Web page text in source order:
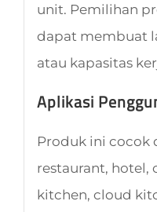
unit. Pemilihan
dapat membuat
atau kapasitas
Aplikasi
Produk ini
restaurant, hotel,
kitchen, cloud